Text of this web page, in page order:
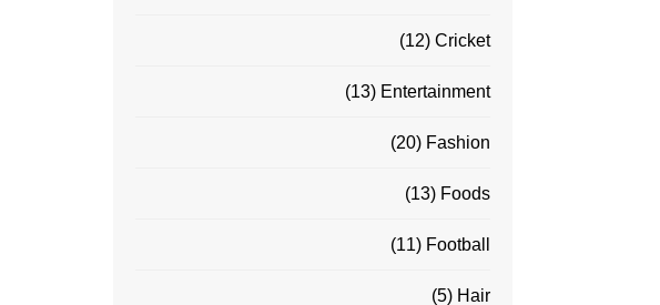
Cricket
(12)
Entertainment
(13)
Fashion
(20)
Foods
(13)
Football
(11)
Hair
(5)